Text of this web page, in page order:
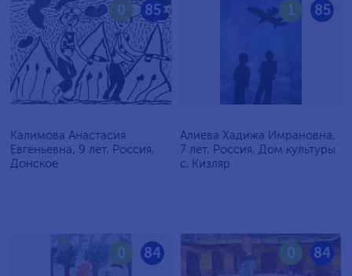
85
0
Калимова Анастасия
Евгеньевна, 9 лет, Россия,
Донское
85
1
Алиева Хадижа Имрановна,
7 лет, Россия, Дом культуры
с. Кизляр
84
0 84
0